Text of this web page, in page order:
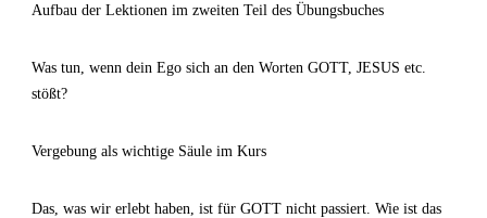
Aufbau der Lektionen im zweiten Teil des Übungsbuches
Was tun, wenn dein Ego sich an den Worten GOTT, JESUS etc.
stößt?
Vergebung als wichtige Säule im Kurs
Das, was wir erlebt haben, ist für GOTT nicht passiert. Wie ist das